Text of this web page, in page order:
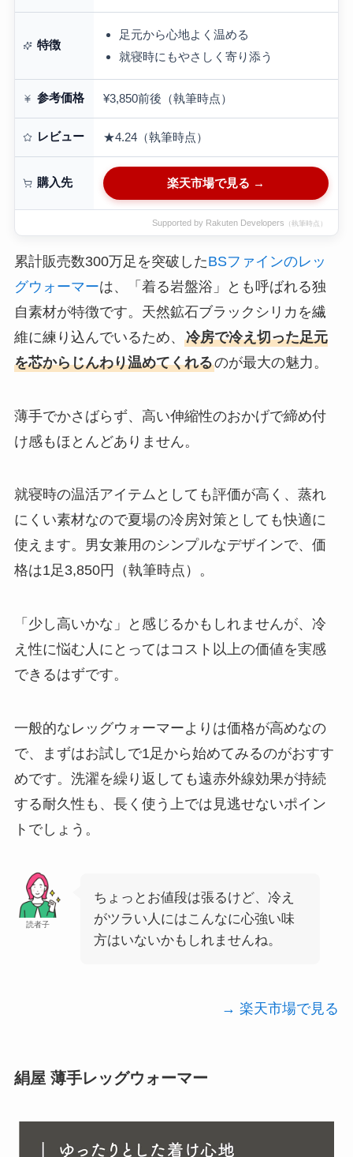
特徴
足元から心地よく温める
就寝時にもやさしく寄り添う
参考価格 ¥3,850前後（執筆時点）
レビュー ★4.24（執筆時点）
購入先 楽天市場で見る →
Supported by Rakuten Developers （執筆時点）
累計販売数300万足を突破したBSファインのレッ
グウォーマーは、「着る岩盤浴」とも呼ばれる独
自素材が特徴です。天然鉱石ブラックシリカを繊
維に練り込んでいるため、 冷房で冷え切った足元
を芯からじんわり温めてくれるのが最大の魅力。
薄手でかさばらず、高い伸縮性のおかげで締め付
け感もほとんどありません。
就寝時の温活アイテムとしても評価が高く、蒸れ
にくい素材なので夏場の冷房対策としても快適に
使えます。男女兼用のシンプルなデザインで、価
格は1足3,850円（執筆時点）。
「少し高いかな」と感じるかもしれませんが、冷
え性に悩む人にとってはコスト以上の価値を実感
できるはずです。
一般的なレッグウォーマーよりは価格が高めなの
で、まずはお試しで1足から始めてみるのがおすす
めです。洗濯を繰り返しても遠赤外線効果が持続
する耐久性も、長く使う上では見逃せないポイン
トでしょう。
読者子
ちょっとお値段は張るけど、冷え
がツラい人にはこんなに心強い味
方はいないかもしれませんね。
→ 楽天市場で見る
絹屋 薄手レッグウォーマー